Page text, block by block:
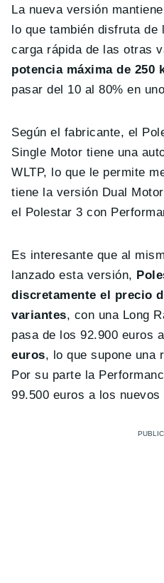
La nueva versión
lo que también disfruta de
carga rápida de las otras
potencia máxima de 250
pasar del 10 al 80% en
Según el fabricante, el
Single Motor tiene una
WLTP, lo que le permite
tiene la versión Dual
el Polestar 3 con
Es interesante que al
lanzado esta versión,
discretamente el precio
variantes, con una Long
pasa de los 92.900 euros
euros, lo que supone una
Por su parte la
99.500 euros a los nuevos